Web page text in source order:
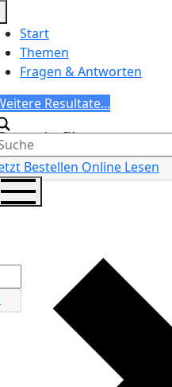
Start
Themen
Fragen & Antworten
Resultate...
filters
Bestellen Online Lesen